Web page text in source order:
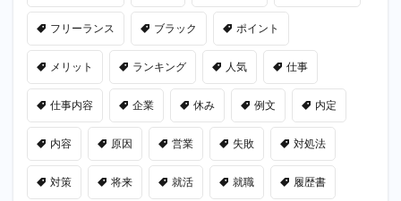
フリーランス ブラック ポイント
メリット ランキング 人気 仕事
仕事内容 企業 休み 例文 内定
内容 原因 営業 失敗 対処法
対策 将来 就活 就職 履歴書